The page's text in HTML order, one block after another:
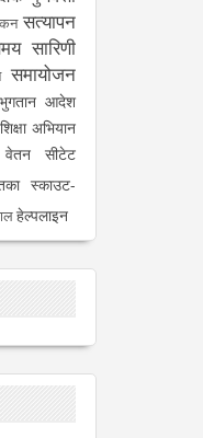
सत्यापन
सारिणी
समायोजन
आदेश
अभियान
वेतन सीटेट
स्काउट-
हेल्पलाइन